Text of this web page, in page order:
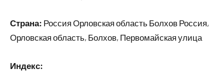
Страна: Россия Орловская область Болхов Россия,
Орловская область, Болхов, Первомайская улица
Индекс: